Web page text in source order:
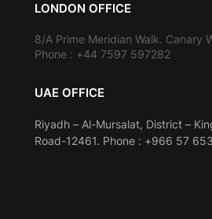
LONDON OFFICE
8/A Prime Meridian Walk. Canary
Phone : +44 7597 597282
UAE OFFICE
Riyadh – Al-Mursalat, District –
Road-12461. Phone : +966 57